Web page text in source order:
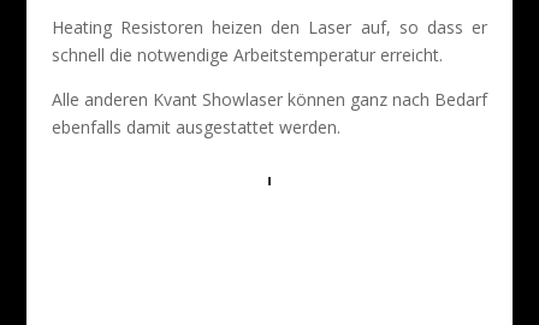
Heating Resistoren heizen den Laser auf, so dass er
schnell die notwendige Arbeitstemperatur erreicht.
Alle anderen Kvant Showlaser können ganz nach Bedarf
ebenfalls damit ausgestattet werden.